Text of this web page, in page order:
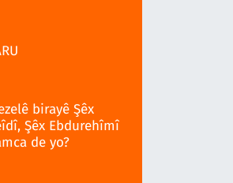
birayê Şêx
Şêx Ebdurehîmî
de yo?